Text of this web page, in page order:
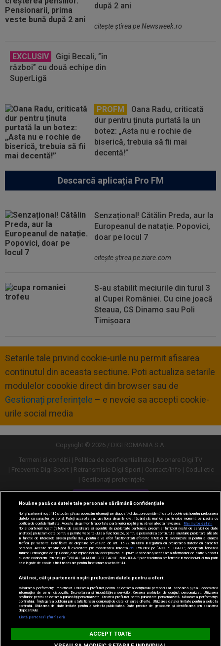
Digi Sport
m.digisport.ro
DESCARCĂ
după 2 ani
citeşte ştirea pe Newsweek.ro
EXCLUSIV
Gigi Becali, ”în
război” cu două echipe din
SuperLigă
PROFM
Oana Radu, criticată
dur pentru ținuta purtată la un
botez: „Asta nu e rochie de
biserică, trebuia să fii mai
decentă!”
Descarcă aplicația Pro FM
Senzațional! Cătălin Preda, aur la
Europeanul de natație. Popovici,
doar pe locul 7
citeşte ştirea pe ziare.com
S-au stabilit meciurile din turul 3
al Cupei României. Cu cine joacă
Steaua, CS Dinamo sau Poli
Timișoara
Setarile tale privind cookie-urile nu permit afisarea
continutul din aceasta sectiune. Poti actualiza setarile
modulelor coookie direct din browser sau de
Gestionați preferințele – e nevoie sa accepti cookie-
urile social media
Copyright © 2026 / DIGI ROMANIA S.A.
Termeni si conditii
Politica de confidentialitate
Abonare Digi TV
Frecvente Digi Sport
Retransmisie Digi Sport Contact/Info
Codul etic
Gestionați preferințele
Versiune desktop
Nouă ne pasă ca datele tale personale să rămână confidențiale
Noi și partenerii noștri30stocăm și/sau accesăm informații pe dispozitivul dvs., precum identificatorii cookie unici pentru prelucrarea
datelor cu caracter personal. Puteți accepta sau gestiona alegerile dvs. făcând clic mai jos sau în orice moment, pe pagina cu
politica de confidențialitate. Aceste alegeri vor fi raportate partenerilor noștri și nu vă vor afecta navigarea.
Mai multe detalii
Noi si partenerii nostri (retelele de socializare si agentiile de publicitate partenere, precum si furnizorii nostri de servicii de date
analitice) prelucram date pentru a permite website-ului sa functioneze, pentru a personaliza continutul si anunturile publicitare afisate
in functie de interesele si/sau profilul dvs., pentru a va oferi functionalitati aferente retelelor de socializare si pentru a analiza
traficul pe website. Beneficiati de drepturile prevazute de art. 15-22 din GDPR in legatura cu prelucrarea datelor cu caracter
personal. Aceste drepturi pot fi exercitate prin modalitatea indicata aici. Prin click pe “ACCEPT TOATE”, acceptati folosirea
tuturor Tehnologiilor de tip Cookie, care implica inclusiv acceptul dvs. cu privire la stocarea/accesarea informatiilor de catre Vendor-ii
cu care colaboram. Prin click pe “VREAU SA MODIFIC SETARILE INDIVIDUAL” puteti schimba preferintele in mod individual, mai putin
cele legate de cookie strict necesare pentru functionarea website-ului.
Atât noi, cât și partenerii noștri prelucrăm datele pentru a oferi:
Măsurarea performanței reclamelor. Utilizarea profilurilor pentru selectarea conținutului personalizat. Stocarea și/sau accesarea
informațiilor de pe un dispozitiv. Dezvoltarea și îmbunătățirea serviciilor. Crearea profilurilor de conținut personalizat. Utilizarea
profilurilor pentru selectarea publicității personalizate. Crearea profilurilor pentru publicitate personalizată. Măsurarea performanței
conținutului. Înțelegerea publicului prin statistici sau combinații de date din surse diferite. Utilizarea datelor limitate pentru a selecta
conținutul. Utilizarea de date limitate pentru a selecta publicitatea. Date precise de geolocație și identificarea prin scanarea
dispozitivului.
Listă parteneri (furnizori)
ACCEPT TOATE